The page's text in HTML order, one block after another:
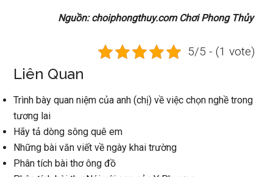
Nguồn: choiphongthuy.com Chơi Phong Thủy
5/5 - (1 vote)
Liên Quan
Trình bày quan niệm của anh (chị) về việc chọn nghề trong
tương lai
Hãy tả dòng sông quê em
Những bài văn viết về ngày khai trường
Phân tích bài thơ ông đồ